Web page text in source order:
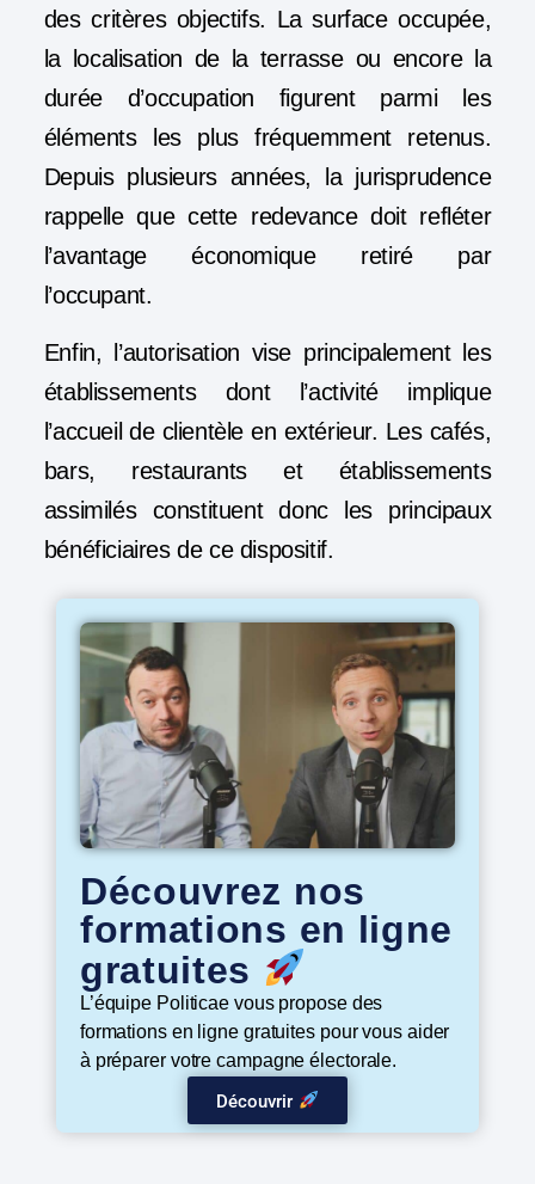
des critères objectifs. La surface occupée,
la localisation de la terrasse ou encore la
durée d’occupation figurent parmi les
éléments les plus fréquemment retenus.
Depuis plusieurs années, la jurisprudence
rappelle que cette redevance doit refléter
l’avantage économique retiré par
l’occupant.
Enfin, l’autorisation vise principalement les
établissements dont l’activité implique
l’accueil de clientèle en extérieur. Les cafés,
bars, restaurants et établissements
assimilés constituent donc les principaux
bénéficiaires de ce dispositif.
Découvrez nos
formations en ligne
gratuites
L’équipe Politicae vous propose des
formations en ligne gratuites pour vous aider
à préparer votre campagne électorale.
Découvrir